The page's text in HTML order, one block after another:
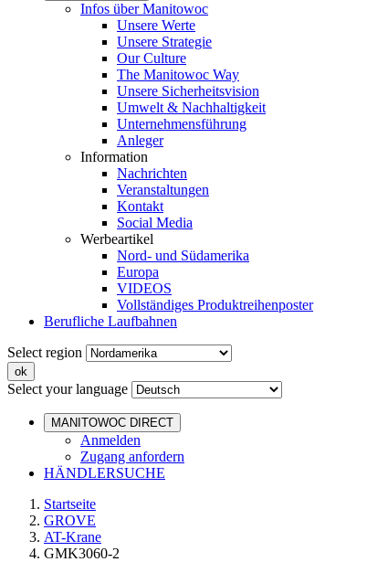
Infos über Manitowoc
Unsere Werte
Unsere Strategie
Our Culture
The Manitowoc Way
Unsere Sicherheitsvision
Umwelt & Nachhaltigkeit
Unternehmensführung
Anleger
Information
Nachrichten
Veranstaltungen
Kontakt
Social Media
Werbeartikel
Nord- und Südamerika
Europa
VIDEOS
Vollständiges Produktreihenposter
Berufliche Laufbahnen
Select region
Select your language
MANITOWOC DIRECT
Anmelden
Zugang anfordern
HÄNDLERSUCHE
Startseite
GROVE
AT-Krane
GMK3060-2